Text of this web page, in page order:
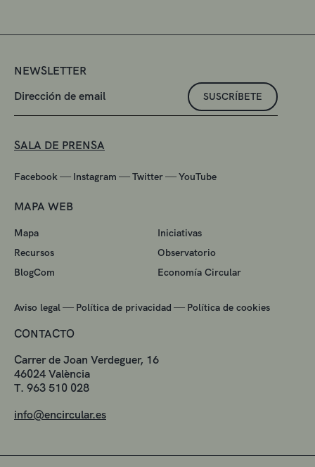
NEWSLETTER
SUSCRÍBETE
SALA DE PRENSA
Facebook — Instagram —Twitter—YouTube
MAPA WEB
Mapa
Iniciativas
Recursos
Observatorio
BlogCom
Economía Circular
Aviso legal — Política de privacidad — Política de cookies
CONTACTO
Carrer de Joan Verdeguer, 16
46024 València
T. 963 510 028
info@encircular.es